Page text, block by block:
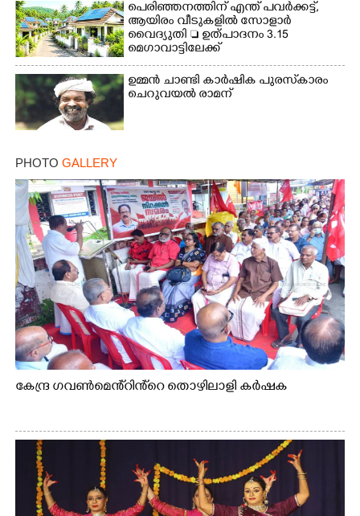
പെരിഞ്ഞനത്തിന് എന്ത് പവർക്കട്ട്,​
ആയിരം വീടുകളിൽ സോളാർ
വൈദ്യുതി  ഉത്പാദനം 3.15
മെഗാവാട്ടിലേക്ക്
ഉമ്മൻ ചാണ്ടി കാർഷിക പുരസ്‌കാരം
ചെറുവയൽ രാമന്
PHOTO GALLERY
കേന്ദ്ര ഗവൺമെൻ്റിൻ്റെ തൊഴിലാളി കർഷക